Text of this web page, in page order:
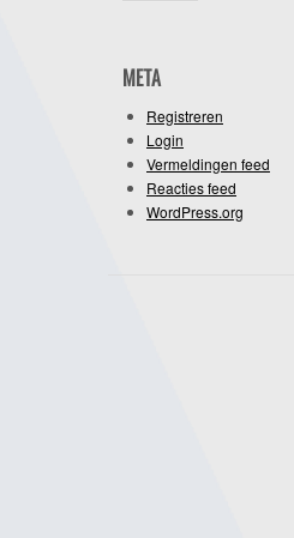
META
Registreren
Login
Vermeldingen feed
Reacties feed
WordPress.org